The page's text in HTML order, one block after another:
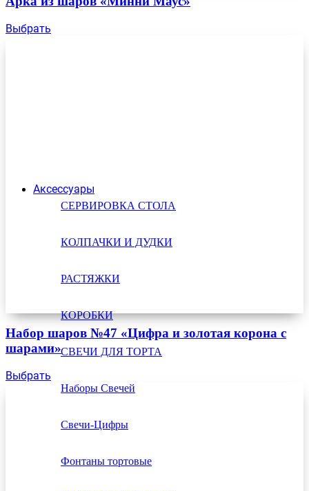
Аксессуары
СЕРВИРОВКА СТОЛА
КОЛПАЧКИ И ДУДКИ
РАСТЯЖКИ
КОРОБКИ
СВЕЧИ ДЛЯ ТОРТА
Наборы Свечей
Свечи-Цифры
Фонтаны тортовые
Выбрать
Набор шаров №47 «Цифра и золотая корона с
шарами»
Выбрать